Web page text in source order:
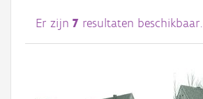
Afbeeldingen
#BeeldIndeKijker
Er zijn 7 resultaten beschikbaar.